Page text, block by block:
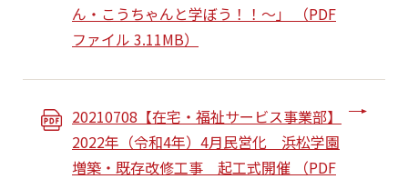
ん・こうちゃんと学ぼう！！～」 （PDF
ファイル 3.11MB）
20210708【在宅・福祉サービス事業部】
2022年（令和4年）4月民営化 浜松学園
増築・既存改修工事 起工式開催 （PDF